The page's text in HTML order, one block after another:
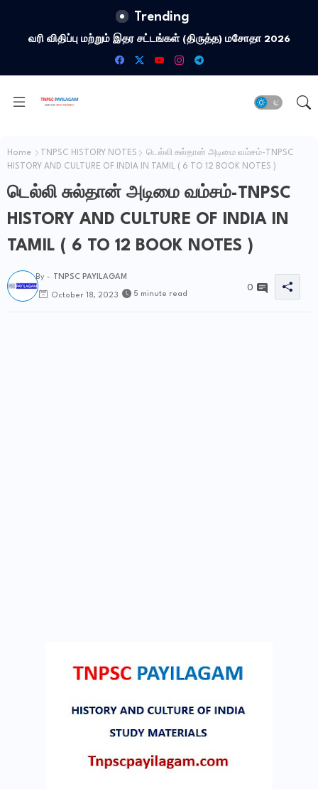
Trending
வரி விதிப்பு மற்றும் இதர சட்​டங்​கள் (திருத்த) மசோதா 2026
Home TNPSC HISTORY NOTES
டெல்லி சுல்தான் அடிமை வம்சம்-TNPSC
HISTORY AND CULTURE OF INDIA IN TAMIL ( 6 TO 12 BOOK NOTES )
டெல்லி சுல்தான் அடிமை வம்சம்-TNPSC
HISTORY AND CULTURE OF INDIA IN
TAMIL ( 6 TO 12 BOOK NOTES )
By - TNPSC PAYILAGAM
October 18, 2023 5 minute read
0